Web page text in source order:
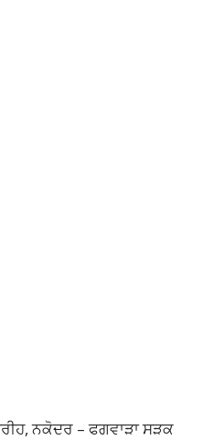
ਨਕੋਦਰ – ਫਗਵਾੜਾ ਸੜਕ